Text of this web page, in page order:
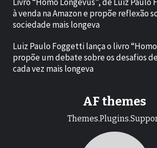
à venda na Amazon e propõe reflexão
sociedade mais longeva
Luiz Paulo Foggetti lança o livro
propõe um debate sobre os desafios
cada vez mais longeva
AF themes